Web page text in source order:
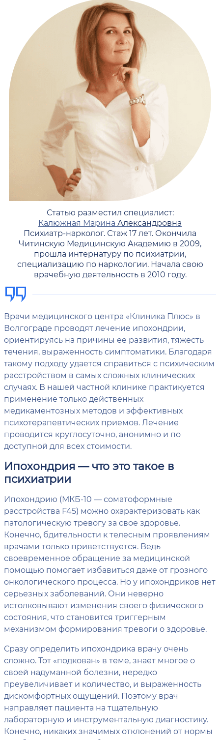
Статью разместил специалист:
Калюжная Марина Александровна
Психиатр-нарколог. Стаж 17 лет. Окончила
Читинскую Медицинскую Академию в 2009,
прошла интернатуру по психиатрии,
специализацию по наркологии. Начала свою
врачебную деятельность в 2010 году.
Врачи медицинского центра «Клиника Плюс» в
Волгограде проводят лечение ипохондрии,
ориентируясь на причины ее развития, тяжесть
течения, выраженность симптоматики. Благодаря
такому подходу удается справиться с психическим
расстройством в самых сложных клинических
случаях. В нашей частной клинике практикуется
применение только действенных
медикаментозных методов и эффективных
психотерапевтических приемов. Лечение
проводится круглосуточно, анонимно и по
доступной для всех стоимости.
Ипохондрия — что это такое в
психиатрии
Ипохондрию (МКБ-10 — соматоформные
расстройства F45) можно охарактеризовать как
патологическую тревогу за свое здоровье.
Конечно, бдительности к телесным проявлениям
врачами только приветствуется. Ведь
своевременное обращение за медицинской
помощью помогает избавиться даже от грозного
онкологического процесса. Но у ипохондриков нет
серьезных заболеваний. Они неверно
истолковывают изменения своего физического
состояния, что становится триггерным
механизмом формирования тревоги о здоровье.
Сразу определить ипохондрика врачу очень
сложно. Тот «подкован» в теме, знает многое о
своей надуманной болезни, нередко
преувеличивает и количество, и выраженность
дискомфортных ощущений. Поэтому врач
направляет пациента на тщательную
лабораторную и инструментальную диагностику.
Конечно, никаких значимых отклонений от нормы